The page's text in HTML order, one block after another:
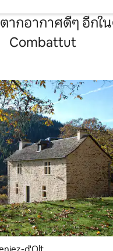
กอากาศดีๆ อีกใ
Combattut